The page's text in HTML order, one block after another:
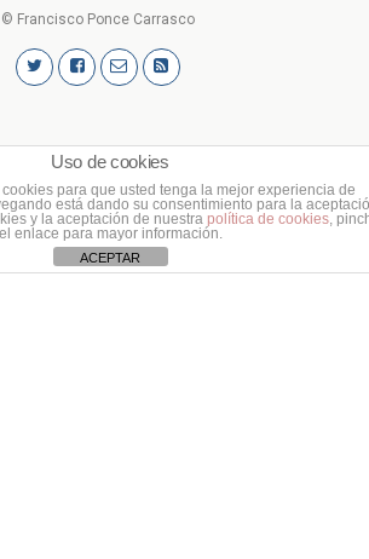
© Francisco Ponce Carrasco
Uso de cookies
para que usted tenga la mejor experiencia de
está dando su consentimiento para la
y la aceptación de nuestra política de cookies,
el enlace para mayor información.
ACEPTAR